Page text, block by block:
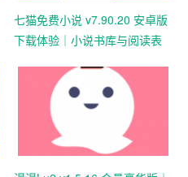
七猫免费小说 v7.90.20 安卓版
下载体验｜小说书库与阅读表